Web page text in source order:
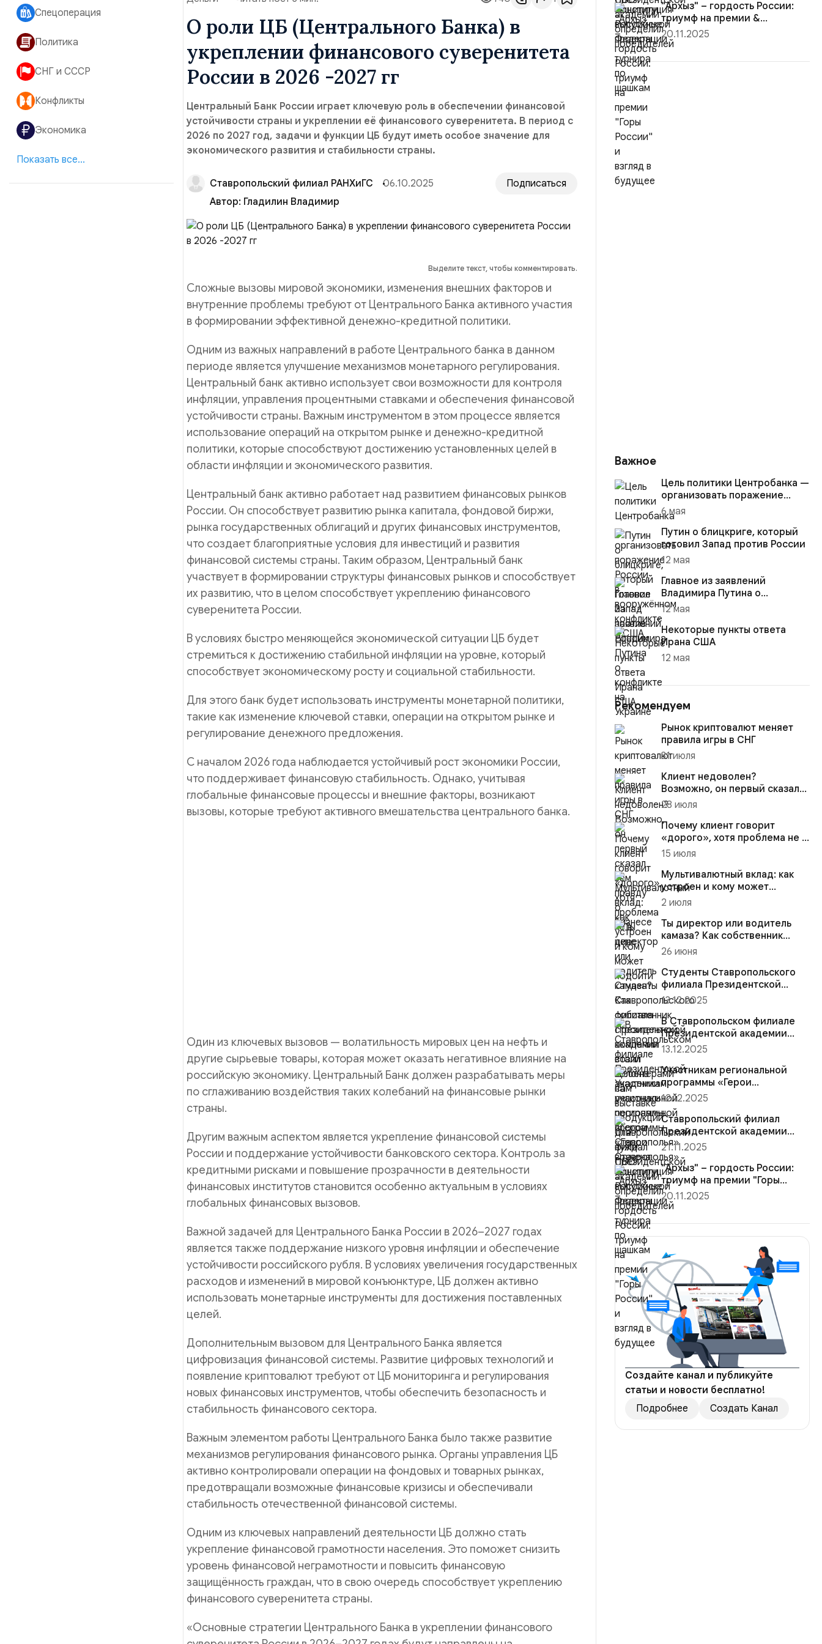
Спецоперация
Политика
СНГ и СССР
Конфликты
Экономика
Показать все...
О роли ЦБ (Центрального Банка) в
укреплении финансового суверенитета
России в 2026 -2027 гг
Центральный Банк России играет ключевую роль в обеспечении финансовой
устойчивости страны и укреплении её финансового суверенитета. В период с
2026 по 2027 год, задачи и функции ЦБ будут иметь особое значение для
экономического развития и стабильности страны.
Ставропольский филиал РАНХиГС 06.10.2025
Подписаться
Автор: Гладилин Владимир
Выделите текст, чтобы комментировать.
Сложные вызовы мировой экономики, изменения внешних факторов и
внутренние проблемы требуют от Центрального Банка активного участия
в формировании эффективной денежно-кредитной политики.
Одним из важных направлений в работе Центрального банка в данном
периоде является улучшение механизмов монетарного регулирования.
Центральный банк активно использует свои возможности для контроля
инфляции, управления процентными ставками и обеспечения финансовой
устойчивости страны. Важным инструментом в этом процессе является
использование операций на открытом рынке и денежно-кредитной
политики, которые способствуют достижению установленных целей в
области инфляции и экономического развития.
Центральный банк активно работает над развитием финансовых рынков
России. Он способствует развитию рынка капитала, фондовой биржи,
рынка государственных облигаций и других финансовых инструментов,
что создает благоприятные условия для инвестиций и развития
финансовой системы страны. Таким образом, Центральный банк
участвует в формировании структуры финансовых рынков и способствует
их развитию, что в целом способствует укреплению финансового
суверенитета России.
В условиях быстро меняющейся экономической ситуации ЦБ будет
стремиться к достижению стабильной инфляции на уровне, который
способствует экономическому росту и социальной стабильности.
Для этого банк будет использовать инструменты монетарной политики,
такие как изменение ключевой ставки, операции на открытом рынке и
регулирование денежного предложения.
С началом 2026 года наблюдается устойчивый рост экономики России,
что поддерживает финансовую стабильность. Однако, учитывая
глобальные финансовые процессы и внешние факторы, возникают
вызовы, которые требуют активного вмешательства центрального банка.
Один из ключевых вызовов — волатильность мировых цен на нефть и
другие сырьевые товары, которая может оказать негативное влияние на
российскую экономику. Центральный Банк должен разрабатывать меры
по сглаживанию воздействия таких колебаний на финансовые рынки
страны.
Другим важным аспектом является укрепление финансовой системы
России и поддержание устойчивости банковского сектора. Контроль за
кредитными рисками и повышение прозрачности в деятельности
финансовых институтов становится особенно актуальным в условиях
глобальных финансовых вызовов.
Важной задачей для Центрального Банка России в 2026–2027 годах
является также поддержание низкого уровня инфляции и обеспечение
устойчивости российского рубля. В условиях увеличения государственных
расходов и изменений в мировой конъюнктуре, ЦБ должен активно
использовать монетарные инструменты для достижения поставленных
целей.
Дополнительным вызовом для Центрального Банка является
цифровизация финансовой системы. Развитие цифровых технологий и
появление криптовалют требуют от ЦБ мониторинга и регулирования
новых финансовых инструментов, чтобы обеспечить безопасность и
стабильность финансового сектора.
Важным элементом работы Центрального Банка было также развитие
механизмов регулирования финансового рынка. Органы управления ЦБ
активно контролировали операции на фондовых и товарных рынках,
предотвращали возможные финансовые кризисы и обеспечивали
стабильность отечественной финансовой системы.
Одним из ключевых направлений деятельности ЦБ должно стать
укрепление финансовой грамотности населения. Это поможет снизить
уровень финансовой неграмотности и повысить финансовую
защищённость граждан, что в свою очередь способствует укреплению
финансового суверенитета страны.
«Основные стратегии Центрального Банка в укреплении финансового
"Архыз" – гордость России:
триумф на премии &...
20.11.2025
Важное
Цель политики Центробанка —
организовать поражение
России в вооружённом
конфликте с США
6 мая
Путин о блицкриге, который
готовил Запад против России
12 мая
Главное из заявлений
Владимира Путина о
конфликте на Украине
12 мая
Некоторые пункты ответа
Ирана США
12 мая
Рекомендуем
Рынок криптовалют меняет
правила игры в СНГ
31 июля
Клиент недоволен?
Возможно, он первый сказал
вам правду о бизнесе
28 июля
Почему клиент говорит
«дорого», хотя проблема не в
цене
15 июля
Мультивалютный вклад: как
устроен и кому может
подойти
2 июля
Ты директор или водитель
камаза? Как собственник
строительной компании
26 июня
Студенты Ставропольского
филиала Президентской
академии стали волонтёрами
13.12.2025
В Ставропольском филиале
Президентской академии
участники региональной
13.12.2025
Участникам региональной
программы «Герои
Ставрополья» вручена
Конституция Ро...
12.12.2025
Ставропольский филиал
Президентской академии
определил победителей
турнира ...
21.11.2025
"Архыз" – гордость России:
триумф на премии "Горы
России"...
20.11.2025
Создайте канал и публикуйте
статьи и новости бесплатно!
Подробнее
Создать Канал